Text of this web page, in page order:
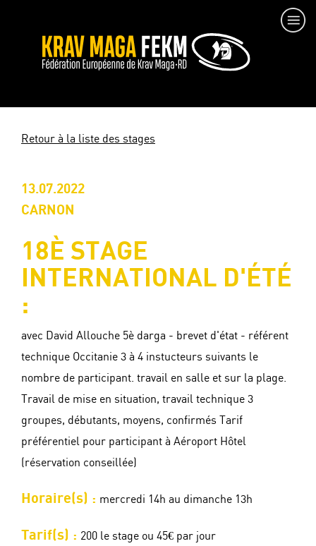
Retour à la liste des stages
13.07.2022
CARNON
18È STAGE
INTERNATIONAL D'ÉTÉ
:
avec David Allouche 5è darga - brevet d'état - référent
technique Occitanie 3 à 4 instucteurs suivants le
nombre de participant. travail en salle et sur la plage.
Travail de mise en situation, travail technique 3
groupes, débutants, moyens, confirmés Tarif
préférentiel pour participant à Aéroport Hôtel
(réservation conseillée)
Horaire(s) : mercredi 14h au dimanche 13h
Tarif(s) : 200 le stage ou 45€ par jour